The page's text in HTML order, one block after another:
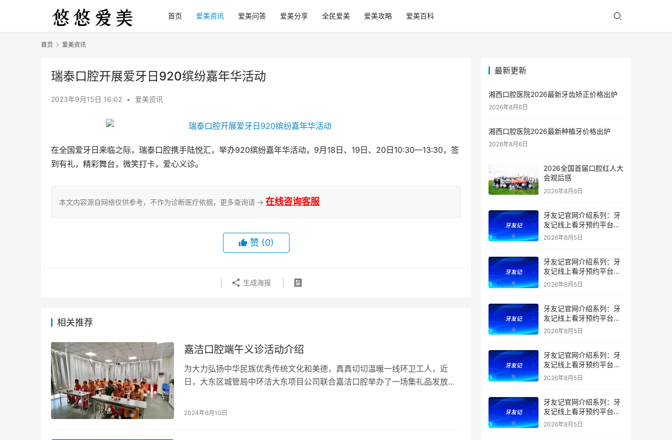
首页 爱美资讯 爱美问答 爱美分享 全民爱美 爱美攻略 爱美百科
首页 爱美资讯
瑞泰口腔开展爱牙日920缤纷嘉年华活动
2023年9月15日 16:02 • 爱美资讯
在全国爱牙日来临之际，瑞泰口腔携手陆悦汇，举办920缤纷嘉年华活动，9月18日、19日、20日10:30—13:30，签
到有礼，精彩舞台，微笑打卡，爱心义诊。
本文内容源自网络仅供参考，不作为诊断医疗依据，更多查询请 → 在线咨询客服
赞 (0)
生成海报
相关推荐
嘉洁口腔端午义诊活动介绍
为大力弘扬中华民族优秀传统文化和美德，真真切切温暖一线环卫工人，近
日，大东区城管局中环洁大东项目公司联合嘉洁口腔举办了一场集礼品发放、
2024年6月10日
最新更新
湘西口腔医院2026最新牙齿矫正价格出炉
2026年8月6日
湘西口腔医院2026最新种植牙价格出炉
2026年8月6日
2026全国首届口腔红人大
会观后感
2026年8月6日
牙友记官网介绍系列：牙
友记线上看牙预约平台是
干什么的？靠谱吗？
2026年8月5日
牙友记官网介绍系列：牙
友记线上看牙预约平台让
看牙不再靠运气
2026年8月5日
牙友记官网介绍系列：牙
友记线上看牙预约平台打
破口腔行业专业壁垒新手
2026年8月5日
牙友记官网介绍系列：牙
友记线上看牙预约平台落
地同城就诊经验打破未知
2026年8月5日
牙友记官网介绍系列：牙
友记线上看牙预约平台的
优势在哪里？
2026年8月5日